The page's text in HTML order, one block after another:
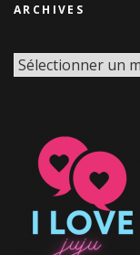
ARCHIVES
Archives